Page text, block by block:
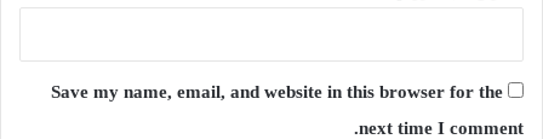
Save my name, email, and website in this browser for the
next time I comment.